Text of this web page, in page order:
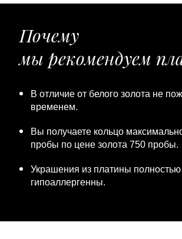
Почему
мы рекомендуем
В отличие от белого золота не
временем.
Вы получаете кольцо
пробы по цене золота 750 пробы.
Украшения из платины полностью
гипоаллергенны.